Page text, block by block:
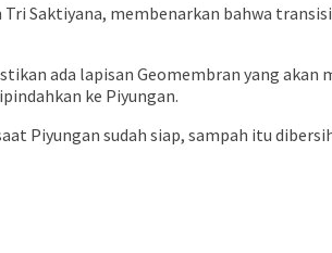
Saktiyana, membenarkan bahwa
ada lapisan Geomembran yang
ke Piyungan.
Piyungan sudah siap, sampah itu